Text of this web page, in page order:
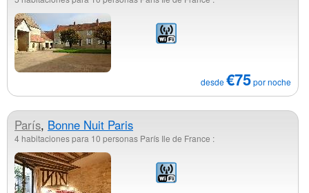
desde€75por noche
París, Bonne Nuit Paris
4 habitaciones para 10 personas París Ile de France :